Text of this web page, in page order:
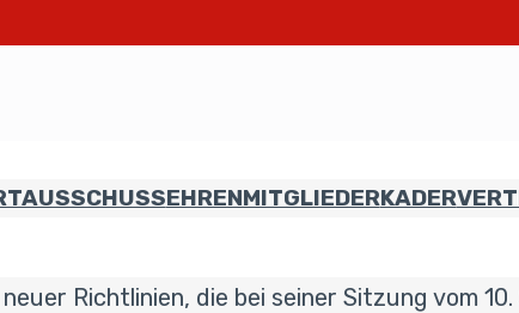
EHRENMITGLIEDERKADER
Richtlinien, die bei seiner Sitzung vom